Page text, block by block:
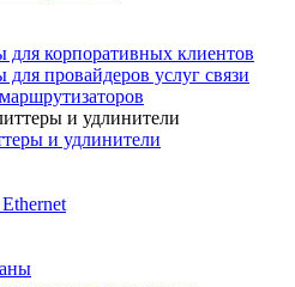
корпоративных клиентов
провайдеров услуг связи
и удлинители